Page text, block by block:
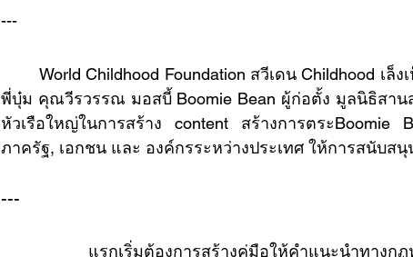
---
พี่บุ๋ม คุณวีรวรรณ มอสบี้ Boomie Bean ผู้ก่อตั้ง มูลนิธิสาน
หัวเรือใหญ่ในการสร้าง content สร้างการตระBoomie
ภาครัฐ, เอกชน และ องค์กรระหว่างประเทศ ให้การสนับสนุ
---